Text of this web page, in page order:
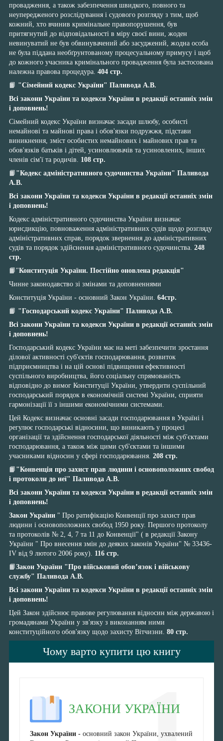
провадження, а також забезпечення швидкого, повного та
неупередженого розслідування і судового розгляду з тим, щоб
кожний, хто вчинив кримінальне правопорушення, був
притягнутий до відповідальності в міру своєї вини, жоден
невинуватий не був обвинувачений або засуджений, жодна особа
не була піддана необґрунтованому процесуальному примусу і щоб
до кожного учасника кримінального провадження була застосована
належна правова процедура. 404 стр.
📙 "Сімейний кодекс України" Паливода А.В.
Всі закони України та кодекси України в редакції останніх змін
і доповнень!
Сімейний кодекс України визначає засади шлюбу, особисті
немайнові та майнові права і обов'язки подружжя, підстави
виникнення, зміст особистих немайнових і майнових прав та
обов'язків батьків і дітей, усиновлювачів та усиновлених, інших
членів сім'ї та родичів. 108 стр.
📙 "Кодекс адміністративного судочинства України" Паливода
А.В.
Всі закони України та кодекси України в редакції останніх змін
і доповнень!
Кодекс адміністративного судочинства України визначає
юрисдикцію, повноваження адміністративних судів щодо розгляду
адміністративних справ, порядок звернення до адміністративних
судів та порядок здійснення адміністративного судочинства. 248
стр.
📙"Конституція України. Постійно оновлена редакція"
Чинне законодавство зі змінами та доповненнями
Конституція України - основний Закон України. 64стр.
📙 "Господарський кодекс України" Паливода А.В.
Всі закони України та кодекси України в редакції останніх змін
і доповнень!
Господарський кодекс України має на меті забезпечити зростання
ділової активності суб'єктів господарювання, розвиток
підприємництва і на цій основі підвищення ефективності
суспільного виробництва, його соціальну спрямованість
відповідно до вимог Конституції України, утвердити суспільний
господарський порядок в економічній системі України, сприяти
гармонізації її з іншими економічними системами.
Цей Кодекс визначає основні засади господарювання в Україні і
регулює господарські відносини, що виникають у процесі
організації та здійснення господарської діяльності між суб'єктами
господарювання, а також між цими суб'єктами та іншими
учасниками відносин у сфері господарювання. 208 стр.
📙 "Конвенція про захист прав людини і основоположних свобод
і протоколи до неї" Паливода А.В.
Всі закони України та кодекси України в редакції останніх змін
і доповнень!
Закон України " Про ратифікацію Конвенції про захист прав
людини і основоположних свобод 1950 року. Першого протоколу
та протоколів № 2, 4, 7 та 11 до Конвенції" ( в редакції Закону
України " Про внесення змін до деяких законів України" № 33436-
IV від 9 лютого 2006 року). 116 стр.
📙Закон України "Про військовий обов’язок і військову
службу" Паливода А.В.
Всі закони України та кодекси України в редакції останніх змін
і доповнень!
Цей Закон здійснює правове регулювання відносин між державою і
громадянами України у зв'язку з виконанням ними
конституційного обов'язку щодо захисту Вітчизни. 80 стр.
Чому варто купити цю книгу
ЗАКОНИ УКРАЇНИ
Закон України - основний закон України, ухвалений